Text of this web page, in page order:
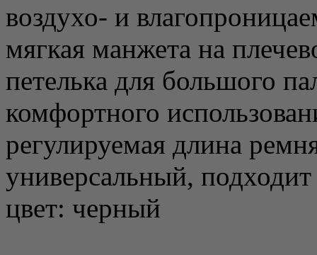
воздухо- и
мягкая манжета на
петелька для большого
комфортного
регулируемая длина
универсальный,
цвет: черный